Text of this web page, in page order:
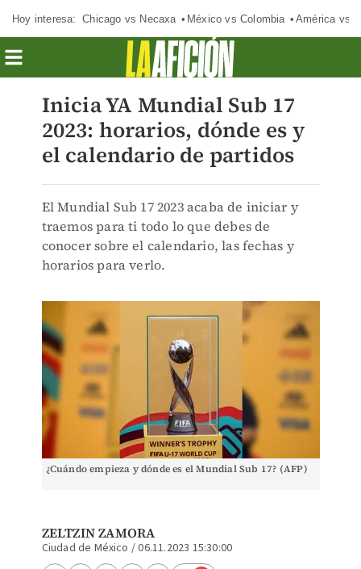
Hoy interesa: Chicago vs Necaxa México vs Colombia América vs
Inicia YA Mundial Sub 17
2023: horarios, dónde es y
el calendario de partidos
El Mundial Sub 17 2023 acaba de iniciar y
traemos para ti todo lo que debes de
conocer sobre el calendario, las fechas y
horarios para verlo.
¿Cuándo empieza y dónde es el Mundial Sub 17? (AFP)
ZELTZIN ZAMORA
Ciudad de México /06.11.2023 15:30:00